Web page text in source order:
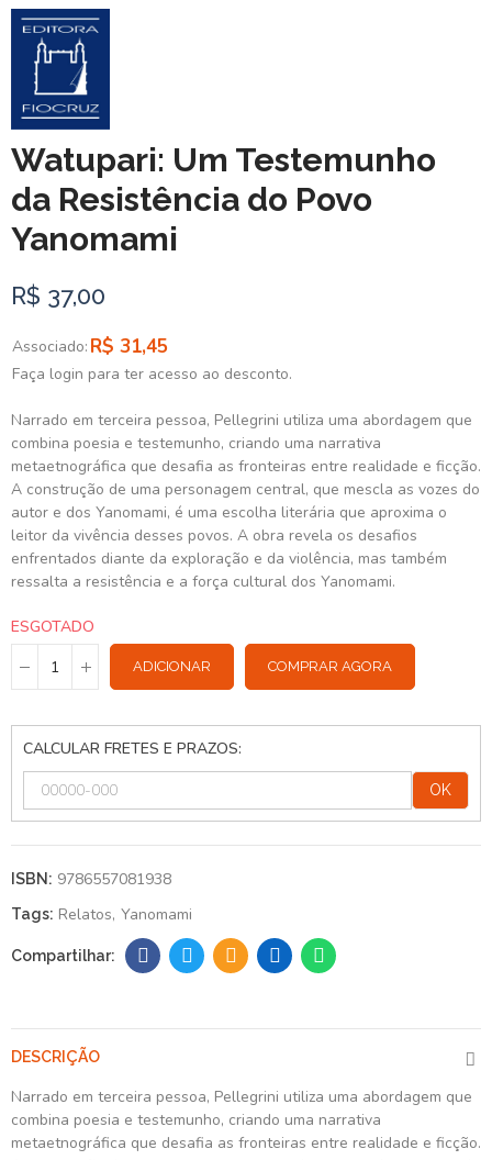
Watupari: Um Testemunho
da Resistência do Povo
Yanomami
R$ 37,00
Associado: R$ 31,45
Faça login para ter acesso ao desconto.
Narrado em terceira pessoa, Pellegrini utiliza uma abordagem que
combina poesia e testemunho, criando uma narrativa
metaetnográfica que desafia as fronteiras entre realidade e ficção.
A construção de uma personagem central, que mescla as vozes do
autor e dos Yanomami, é uma escolha literária que aproxima o
leitor da vivência desses povos. A obra revela os desafios
enfrentados diante da exploração e da violência, mas também
ressalta a resistência e a força cultural dos Yanomami.
ESGOTADO
ADICIONAR COMPRAR AGORA
CALCULAR FRETES E PRAZOS:
OK
ISBN: 9786557081938
Tags: Relatos Yanomami
DESCRIÇÃO
Narrado em terceira pessoa, Pellegrini utiliza uma abordagem que
combina poesia e testemunho, criando uma narrativa
metaetnográfica que desafia as fronteiras entre realidade e ficção.